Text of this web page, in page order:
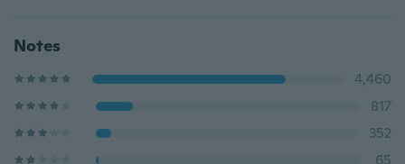
Notes
4,460
817
352
65